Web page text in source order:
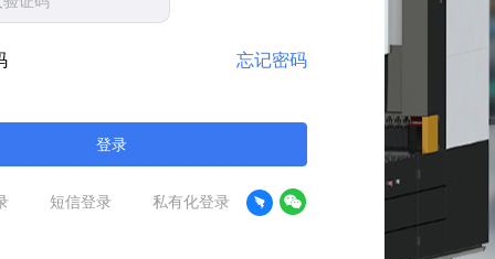
忘记密码
登录
短信登录 私有化登录